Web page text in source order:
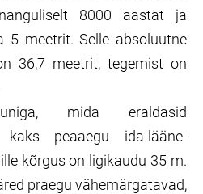
8000 aastat ja
5 meetrit. Selle absoluutne
36,7 meetrit, tegemist on
mida eraldasid
peaaegu ida-lääne-
kõrgus on ligikaudu 35 m.
praegu vähemärgatavad,